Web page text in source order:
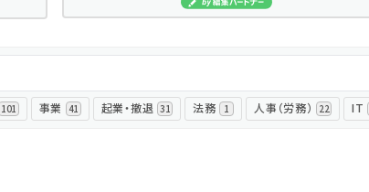
ログイン
101 事業 41 起業・撤退 31 法務 1 人事（労務） 22 IT